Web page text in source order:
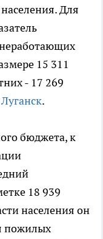
Для
15 311
- 17 269
.
бюджета, к
18 939
населения он
пожилых